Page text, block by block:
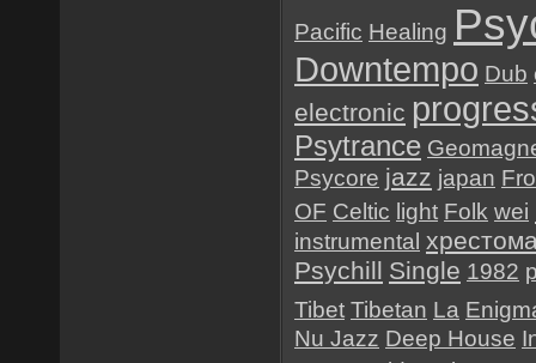
Pacific Healing
Downtempo Dub
electronic
Psytrance
Psycore jazz japan
OF Celtic light Folk wei
instrumental
Psychill Single 1982
Tibet Tibetan La
Nu Jazz Deep House